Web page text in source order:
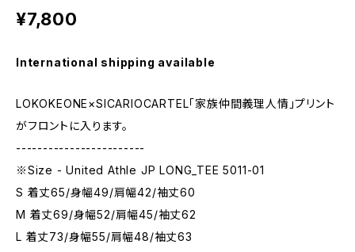
¥7,800
International shipping available
LOKOKEONE×SICARIOCARTEL「家族仲間義理人情」プリント
がフロントに入ります。
------------------------
※Size - United Athle JP LONG_TEE 5011-01
S 着丈65/身幅49/肩幅42/袖丈60
M 着丈69/身幅52/肩幅45/袖丈62
L 着丈73/身幅55/肩幅48/袖丈63